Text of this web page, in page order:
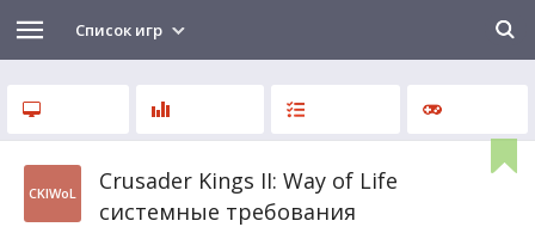
Список игр
CKIWoL
Crusader Kings II: Way of Life
системные требования